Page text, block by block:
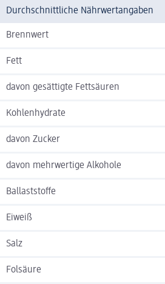
Durchschnittliche Nährwertangaben
Brennwert
Fett
davon gesättigte Fettsäuren
Kohlenhydrate
davon Zucker
davon mehrwertige Alkohole
Ballaststoffe
Eiweiß
Salz
Folsäure